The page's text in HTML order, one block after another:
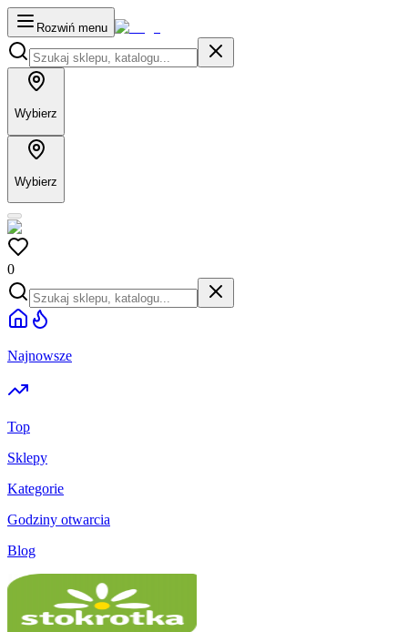
Rozwiń menu
Wybierz
Wybierz
0
Najnowsze
Top
Sklepy
Kategorie
Godziny otwarcia
Blog